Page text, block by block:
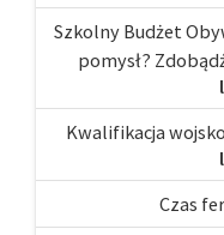
Szkolny Budżet
pomysł?
Kwalifikacja
Czas